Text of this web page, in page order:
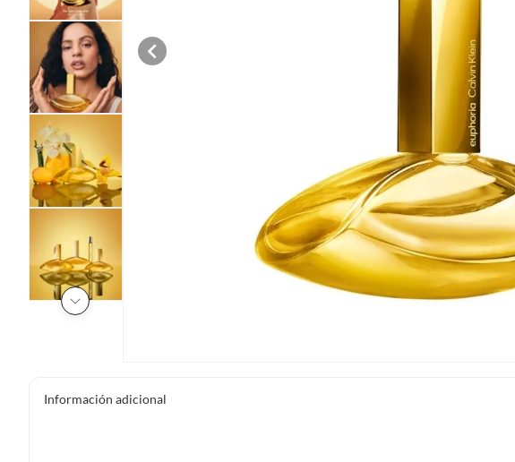
Información adicional